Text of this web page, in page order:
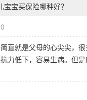
宝买保险哪种好？
直就是父母的心尖尖，
力低下，容易生病。但